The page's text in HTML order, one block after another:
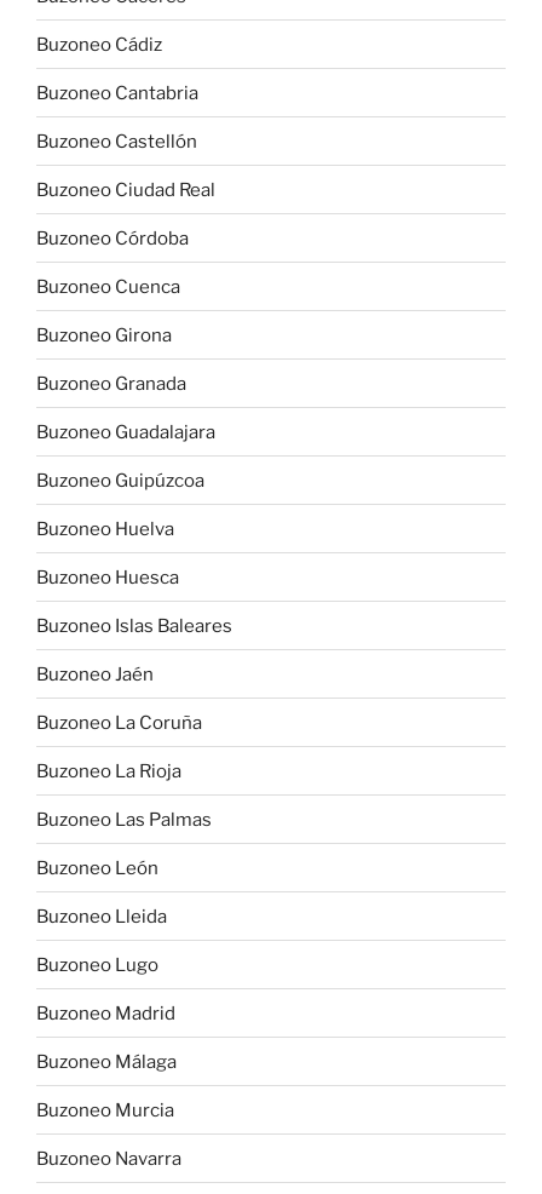
Buzoneo Cádiz
Buzoneo Cantabria
Buzoneo Castellón
Buzoneo Ciudad Real
Buzoneo Córdoba
Buzoneo Cuenca
Buzoneo Girona
Buzoneo Granada
Buzoneo Guadalajara
Buzoneo Guipúzcoa
Buzoneo Huelva
Buzoneo Huesca
Buzoneo Islas Baleares
Buzoneo Jaén
Buzoneo La Coruña
Buzoneo La Rioja
Buzoneo Las Palmas
Buzoneo León
Buzoneo Lleida
Buzoneo Lugo
Buzoneo Madrid
Buzoneo Málaga
Buzoneo Murcia
Buzoneo Navarra